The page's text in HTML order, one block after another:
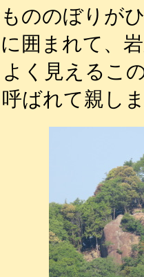
ののぼりが
囲まれて、
く見えるこ
ばれて親し